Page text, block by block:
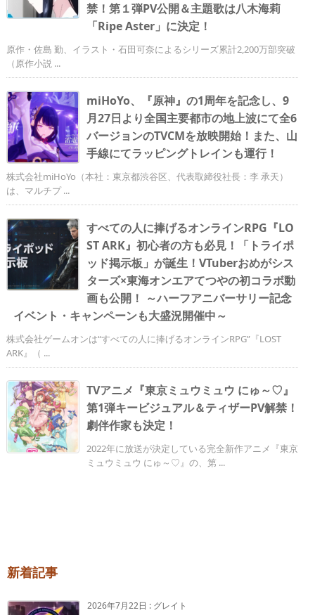
禁！第１弾PV公開＆主題歌は八木海莉
「Ripe Aster」に決定！
原作・佐島 勤、イラスト・石田可奈によるシリーズ累計2,200万部突破
（原作小説 ...
miHoYo、『原神』の1周年を記念し、9
月27日より全国主要都市の地上波にて全6
バージョンのTVCMを放映開始！また、山
手線にてラッピングトレインも運行！
株式会社miHoYo（本社：東京都渋谷区、代表取締役社長：李 承天）
は、マルチプ ...
すべての人に捧げるオンラインRPG『LO
ST ARK』初心者の方も必見！「トライポ
ッド掲示板」が誕生！VTuberおめがシス
ターズ×東海オンエアてつやの初コラボ動
画も公開！ ～ハーフアニバーサリー記念
イベント・キャンペーンも大盛況開催中～
株式会社ゲームオンは“すべての人に捧げるオンラインRPG”『LOST
ARK』（ ...
TVアニメ『東京ミュウミュウ にゅ～♡』
第1弾キービジュアル＆ティザーPV解禁！
劇伴作家も決定！
2022年に放送が決定している完全新作アニメ『東京
ミュウミュウ にゅ～♡』の、第 ...
新着記事
2026年7月22日 : グレイト